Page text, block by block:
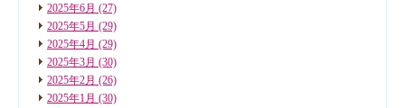
2025年6月 (27)
2025年5月 (29)
2025年4月 (29)
2025年3月 (30)
2025年2月 (26)
2025年1月 (30)